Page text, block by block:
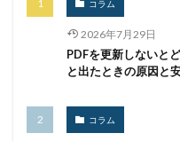
コラム
2026年7月29日
PDFを更新しないと
と出たときの原因と
コラム